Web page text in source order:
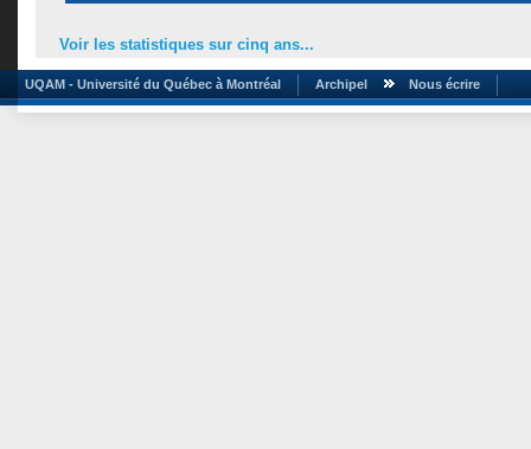
Voir les statistiques sur cinq ans...
UQAM - Université du Québec à Montréal Archipel Nous écrire